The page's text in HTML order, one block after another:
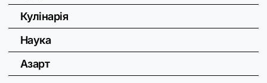
Кулінарія
Наука
Азарт